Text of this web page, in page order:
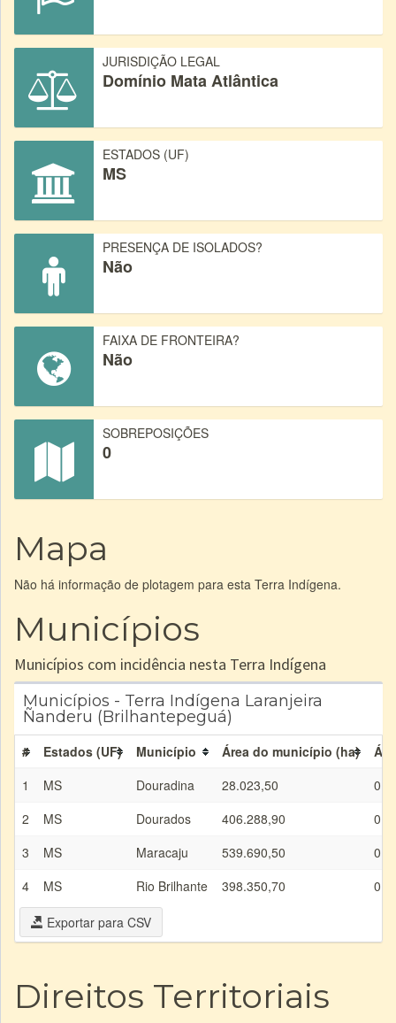
JURISDIÇÃO LEGAL
Domínio Mata Atlântica
ESTADOS (UF)
MS
PRESENÇA DE ISOLADOS?
Não
FAIXA DE FRONTEIRA?
Não
SOBREPOSIÇÕES
0
Mapa
Não há informação de plotagem para esta Terra Indígena.
Municípios
Municípios com incidência nesta Terra Indígena
Municípios - Terra Indígena Laranjeira
Ñanderu (Brilhantepeguá)
# Estados (UF) Município Área do município (ha)
1
MS Douradina 28.023,50
2
MS Dourados 406.288,90
3
MS Maracaju 539.690,50
4
MS Rio Brilhante 398.350,70
Exportar para CSV
Direitos Territoriais